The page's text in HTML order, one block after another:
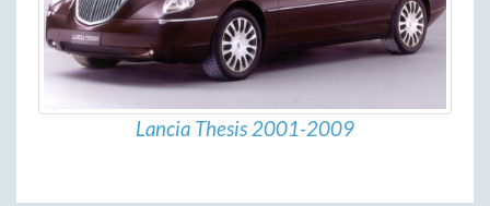
Lancia Thesis 2001-2009